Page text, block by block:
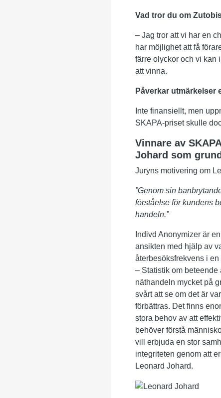
Vad tror du om
– Jag tror att vi har en
har möjlighet att få
färre olyckor och vi kan
att vinna.
Påverkar utmärkelser
Inte finansiellt, men
SKAPA-priset skulle
Vinnare av
Johard som
Juryns motivering om
”Genom sin
förståelse för kundens
handeln.”
Indivd Anonymizer är
ansikten med hjälp av
återbesöksfrekvens i
– Statistik om beteende
näthandeln mycket på
svårt att se om det är
förbättras. Det finns
stora behov av att
behöver förstå
vill erbjuda en stor
integriteten genom att
Leonard Johard.